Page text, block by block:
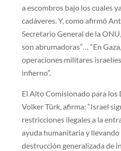
a escombros bajo los cuales
cadáveres. Y, como afirmó
Secretario General de la
son abrumadoras”… “En
operaciones militares
infierno”.
El Alto Comisionado para los
Volker Türk, afirma: “Israel
restricciones ilegales a la
ayuda humanitaria y llevando
destrucción generalizada de